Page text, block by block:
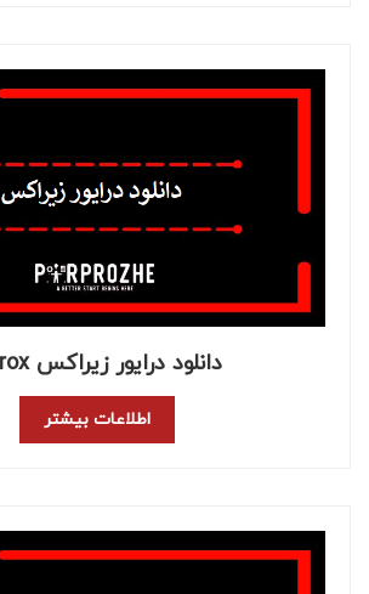
دانلود درایور زیراکس Zerox
اطلاعات بیشتر